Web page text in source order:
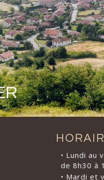
• Lundi au
de 8h30 à
• Mardi et